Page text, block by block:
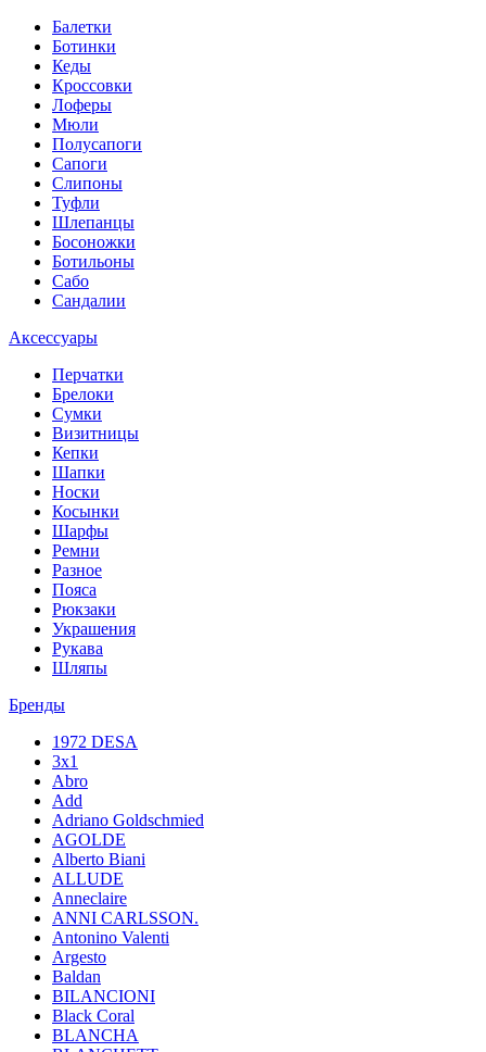
Балетки
Ботинки
Кеды
Кроссовки
Лоферы
Мюли
Полусапоги
Сапоги
Слипоны
Туфли
Шлепанцы
Босоножки
Ботильоны
Сабо
Сандалии
Аксессуары
Перчатки
Брелоки
Сумки
Визитницы
Кепки
Шапки
Носки
Косынки
Шарфы
Ремни
Разное
Пояса
Рюкзаки
Украшения
Рукава
Шляпы
Бренды
1972 DESA
3x1
Abro
Add
Adriano Goldschmied
AGOLDE
Alberto Biani
ALLUDE
Anneclaire
ANNI CARLSSON.
Antonino Valenti
Argesto
Baldan
BILANCIONI
Black Coral
BLANCHA